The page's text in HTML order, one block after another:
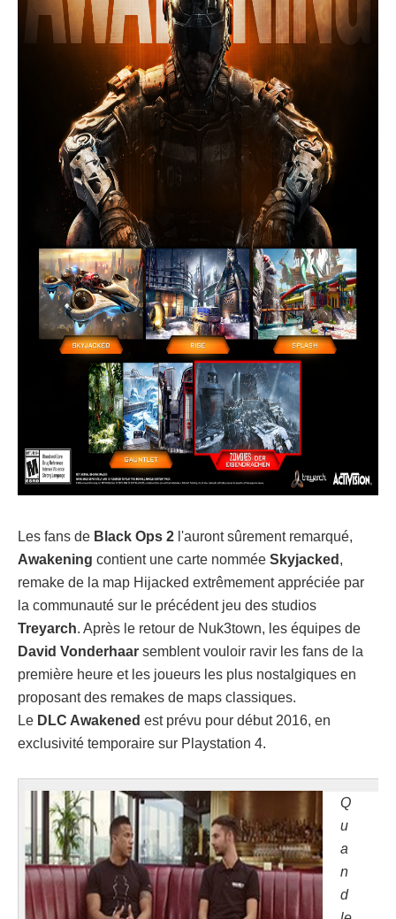
Les fans de Black Ops 2 l'auront sûrement remarqué,
Awakening contient une carte nommée Skyjacked ,
remake de la map Hijacked extrêmement appréciée par
la communauté sur le précédent jeu des studios
Treyarch. Après le retour de Nuk3town, les équipes de
David Vonderhaar semblent vouloir ravir les fans de la
première heure et les joueurs les plus nostalgiques en
proposant des remakes de maps classiques.
Le DLC Awakened est prévu pour début 2016, en
exclusivité temporaire sur Playstation 4.
Q
u
a
n
d